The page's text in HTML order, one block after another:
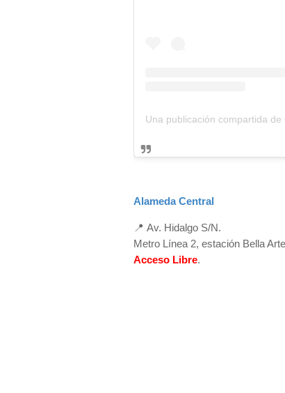
Alameda Central
📍 Av. Hidalgo S/N.
Metro Línea 2, estación Bella
Acceso Libre.